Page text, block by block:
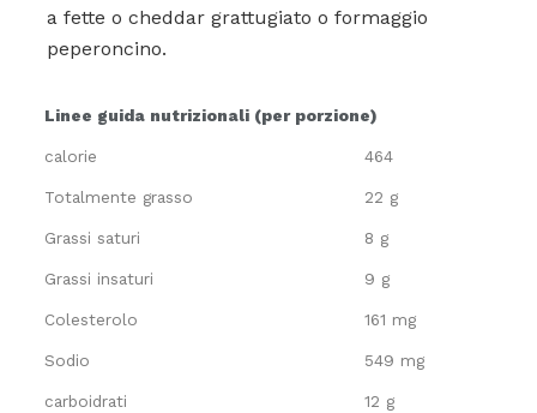
a fette o cheddar grattugiato o formaggio
peperoncino.
Linee guida nutrizionali (per porzione)
calorie 464
Totalmente grasso 22 g
Grassi saturi 8 g
Grassi insaturi 9 g
Colesterolo 161 mg
Sodio 549 mg
carboidrati 12 g